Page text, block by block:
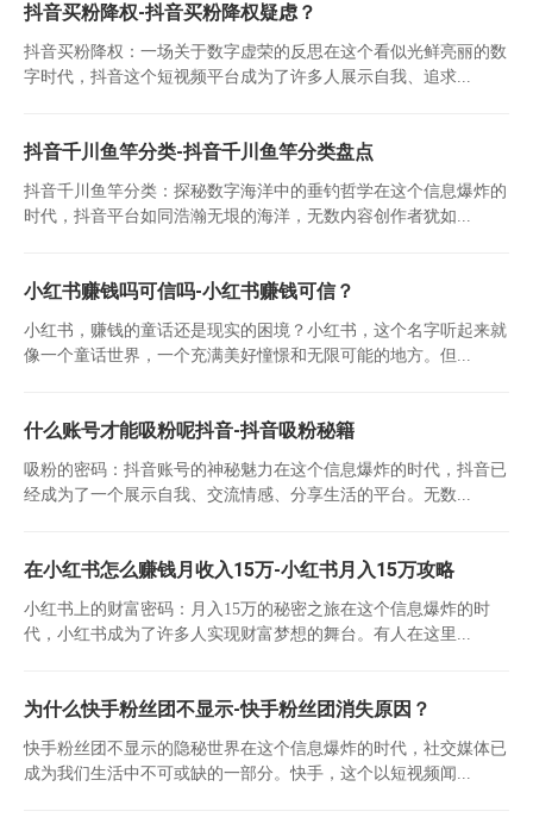
抖音买粉降权-抖音买粉降权疑虑？
抖音买粉降权：一场关于数字虚荣的反思在这个看似光鲜亮丽的数
字时代，抖音这个短视频平台成为了许多人展示自我、追求...
抖音千川鱼竿分类-抖音千川鱼竿分类盘点
抖音千川鱼竿分类：探秘数字海洋中的垂钓哲学在这个信息爆炸的
时代，抖音平台如同浩瀚无垠的海洋，无数内容创作者犹如...
小红书赚钱吗可信吗-小红书赚钱可信？
小红书，赚钱的童话还是现实的困境？小红书，这个名字听起来就
像一个童话世界，一个充满美好憧憬和无限可能的地方。但...
什么账号才能吸粉呢抖音-抖音吸粉秘籍
吸粉的密码：抖音账号的神秘魅力在这个信息爆炸的时代，抖音已
经成为了一个展示自我、交流情感、分享生活的平台。无数...
在小红书怎么赚钱月收入15万-小红书月入15万攻略
小红书上的财富密码：月入15万的秘密之旅在这个信息爆炸的时
代，小红书成为了许多人实现财富梦想的舞台。有人在这里...
为什么快手粉丝团不显示-快手粉丝团消失原因？
快手粉丝团不显示的隐秘世界在这个信息爆炸的时代，社交媒体已
成为我们生活中不可或缺的一部分。快手，这个以短视频闻...